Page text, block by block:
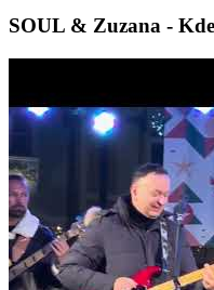
SOUL & Zuzana -